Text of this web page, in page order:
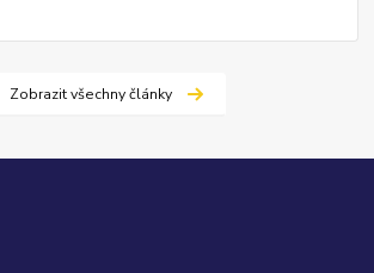
Zobrazit všechny články